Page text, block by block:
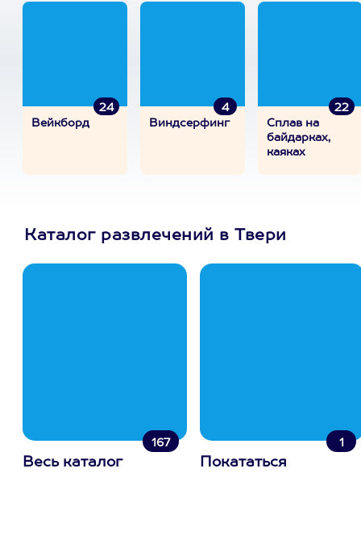
24
Вейкборд
4
Виндсерфинг
22
Сплав на
байдарках,
каяках
Каталог развлечений в Твери
167
Весь каталог
1
Покататься